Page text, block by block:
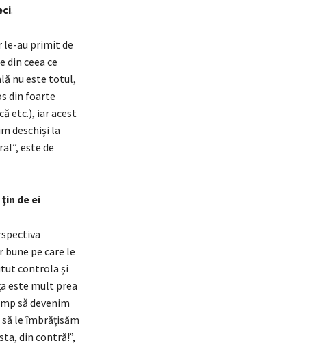
.
le-au primit de
ceea ce
nu este totul,
din foarte
etc.), iar acest
deschiși la
este de
de ei
pe care le
controla și
este mult prea
să devenim
le îmbrățisăm
din contră!”,